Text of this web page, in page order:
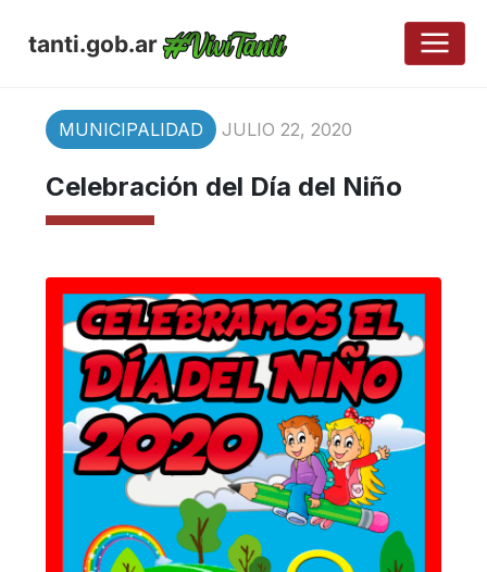
tanti.gob.ar
MUNICIPALIDAD JULIO 22, 2020
Celebración del Día del Niño